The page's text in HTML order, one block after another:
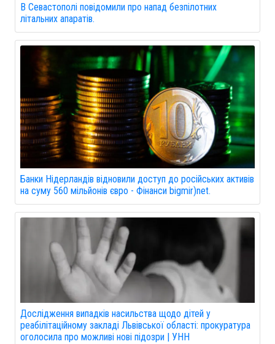
В Севастополі повідомили про напад безпілотних
літальних апаратів.
Банки Нідерландів відновили доступ до російських активів
на суму 560 мільйонів євро - Фінанси bigmir)net.
Дослідження випадків насильства щодо дітей у
реабілітаційному закладі Львівської області: прокуратура
оголосила про можливі нові підозри | УНН